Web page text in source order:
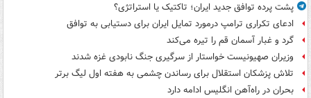
پشت پرده توافق جدید ایران؛ تاکتیک یا استراتژی؟
ادعای تکراری ترامپ درمورد تمایل ایران برای دستیابی به توافق
گرد و غبار آسمان قم را تیره می‌کند
وزیران صهیونیست خواستار از سرگیری جنگ نابودی غزه شدند
تلاش پزشکان استقلال برای رساندن چشمی به هفته اول لیگ برتر
بحران در راه‌آهن انگلیس ادامه دارد